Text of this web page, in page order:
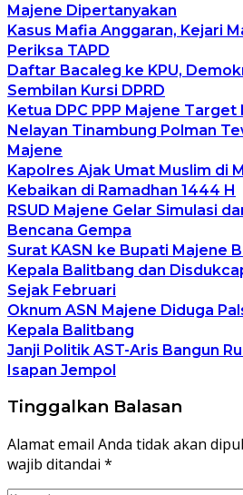
Majene Dipertanyakan
Kasus Mafia Anggaran, Kejari
Periksa TAPD
Daftar Bacaleg ke KPU,
Sembilan Kursi DPRD
Ketua DPC PPP Majene
Nelayan Tinambung Polman
Majene
Kapolres Ajak Umat Muslim di
Kebaikan di Ramadhan 1444 H
RSUD Majene Gelar Simulasi
Bencana Gempa
Surat KASN ke Bupati Majene
Kepala Balitbang dan
Sejak Februari
Oknum ASN Majene Diduga
Kepala Balitbang
Janji Politik AST-Aris Bangun
Isapan Jempol
Tinggalkan Balasan
Alamat email Anda tidak akan
wajib ditandai *